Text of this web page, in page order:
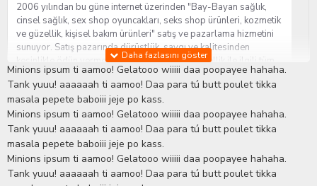
2006 yılından bu güne internet üzerinden "Bay-Bayan sağlık,
cinsel sağlık, sex shop oyuncakları, seks shop ürünleri, kozmetik
ve güzellik, kişisel bakım ürünleri" satış ve pazarlama hizmetini
sunuyor. Satış pazarında dürüstlük, saygı ve kalitesinden
kesinlikle ödün vermeden hizmet sağlık ve güzellik ile ilgili tüm
sorularınıza anında cevap verebilen Yetkin ve uzman kadrosu ile
ihtiyaçlarınızı en uygun fiyat ve taksit seçenekleriyle karşılıyor.
İstanbul beylikdüzü Erotik Shop sitemizde insan odaklı çalışma
stratejimiz ile müşterilerimizin yaşamlarında mutlu, sağlıklı ve
bakımlı olmaları için onlara sağlık ve güzellik danışmanlığı
sağlıyoruz.Sex ShopAlışveriş sitemiz Erotik Shop sektöründeki
gelişmeleri ve yenilikleri çok yakından takip etmesi, yaklaşık
5000'e yakın geniş ürün yelpazesi ile Türkiye'de bu sektörde
kendi alanımızda en geniş ürün gurubuna sahip ender
Minions ipsum ti aamoo! Gelatooo wiiiii daa poopayee hahaha.
Tank yuuu! aaaaaah ti aamoo! Daa para tú butt poulet tikka
masala pepete baboiii jeje po kass.
Minions ipsum ti aamoo! Gelatooo wiiiii daa poopayee hahaha.
Tank yuuu! aaaaaah ti aamoo! Daa para tú butt poulet tikka
masala pepete baboiii jeje po kass.
Minions ipsum ti aamoo! Gelatooo wiiiii daa poopayee hahaha.
Tank yuuu! aaaaaah ti aamoo! Daa para tú butt poulet tikka